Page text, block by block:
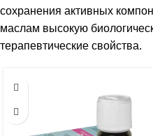
сохранения активных
маслам высокую
терапевтические свойства.